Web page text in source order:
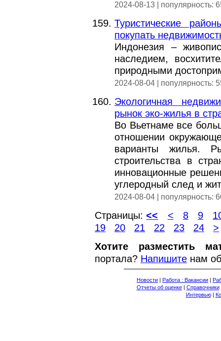
2024-08-13 | популярность:
Туристические
покупать
Индонезия –
наследием,
природными
2024-08-04 | популярность:
Экологичная
рынок эко-жилья в
Во Вьетнаме все
отношении
варианты жилья.
строительства в
инновационные
углеродный след и
2024-08-04 | популярность:
Страницы:<< < 8 9
19
20 21 22 23 24
>
Хотите разместить
портала? Напишите нам
Новости | Работа : Вакансии |
Отчеты об оценке| Справочники
Интервью|